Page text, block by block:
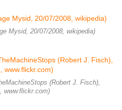
Mysid, 20/07/2008, wikipedia)
(Robert J. Fisch),
www.flickr.com)